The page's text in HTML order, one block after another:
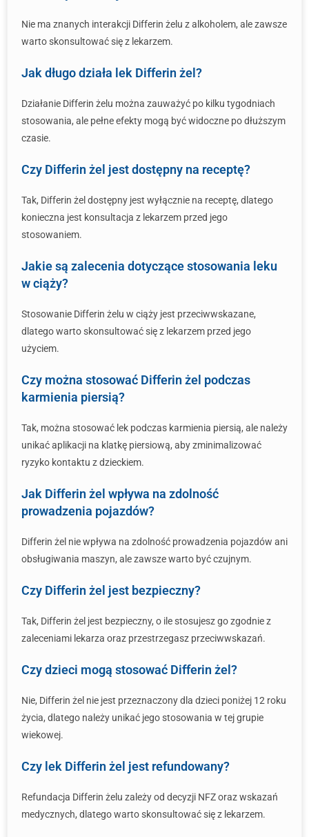
Nie ma znanych interakcji Differin żelu z alkoholem, ale zawsze
warto skonsultować się z lekarzem.
Jak długo działa lek Differin żel?
Działanie Differin żelu można zauważyć po kilku tygodniach
stosowania, ale pełne efekty mogą być widoczne po dłuższym
czasie.
Czy Differin żel jest dostępny na receptę?
Tak, Differin żel dostępny jest wyłącznie na receptę, dlatego
konieczna jest konsultacja z lekarzem przed jego
stosowaniem.
Jakie są zalecenia dotyczące stosowania leku
w ciąży?
Stosowanie Differin żelu w ciąży jest przeciwwskazane,
dlatego warto skonsultować się z lekarzem przed jego
użyciem.
Czy można stosować Differin żel podczas
karmienia piersią?
Tak, można stosować lek podczas karmienia piersią, ale należy
unikać aplikacji na klatkę piersiową, aby zminimalizować
ryzyko kontaktu z dzieckiem.
Jak Differin żel wpływa na zdolność
prowadzenia pojazdów?
Differin żel nie wpływa na zdolność prowadzenia pojazdów ani
obsługiwania maszyn, ale zawsze warto być czujnym.
Czy Differin żel jest bezpieczny?
Tak, Differin żel jest bezpieczny, o ile stosujesz go zgodnie z
zaleceniami lekarza oraz przestrzegasz przeciwwskazań.
Czy dzieci mogą stosować Differin żel?
Nie, Differin żel nie jest przeznaczony dla dzieci poniżej 12 roku
życia, dlatego należy unikać jego stosowania w tej grupie
wiekowej.
Czy lek Differin żel jest refundowany?
Refundacja Differin żelu zależy od decyzji NFZ oraz wskazań
medycznych, dlatego warto skonsultować się z lekarzem.